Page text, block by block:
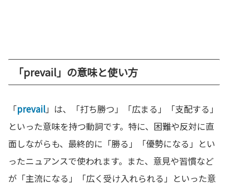
「prevail」の意味と使い方
「prevail」は、「打ち勝つ」「広まる」「支配する」
といった意味を持つ動詞です。特に、困難や反対に直
面しながらも、最終的に「勝る」「優勢になる」とい
ったニュアンスで使われます。また、意見や習慣など
が「主流になる」「広く受け入れられる」といった意